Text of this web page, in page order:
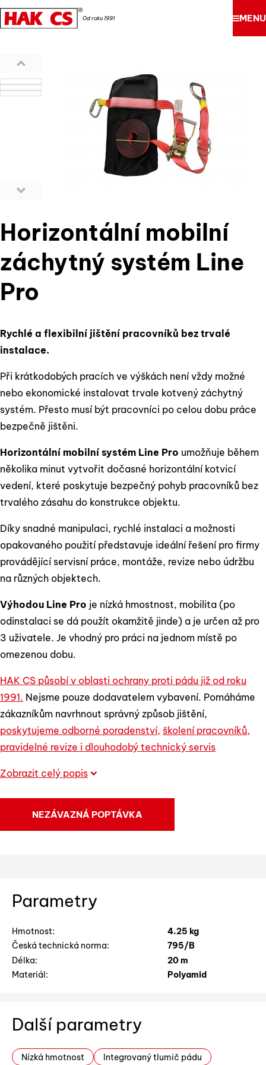
Od roku 1991 MENU
Horizontální mobilní
záchytný systém Line
Pro
Rychlé a flexibilní jištění pracovníků bez trvalé
instalace.
Při krátkodobých pracích ve výškách není vždy možné
nebo ekonomické instalovat trvale kotvený záchytný
systém. Přesto musí být pracovníci po celou dobu práce
bezpečně jištěni.
Horizontální mobilní systém Line Pro umožňuje během
několika minut vytvořit dočasné horizontální kotvicí
vedení, které poskytuje bezpečný pohyb pracovníků bez
trvalého zásahu do konstrukce objektu.
Díky snadné manipulaci, rychlé instalaci a možnosti
opakovaného použití představuje ideální řešení pro firmy
provádějící servisní práce, montáže, revize nebo údržbu
na různých objektech.
Výhodou Line Pro je nízká hmostnost, mobilita (po
odinstalaci se dá použít okamžitě jinde) a je určen až pro
3 uživatele. Je vhodný pro práci na jednom místě po
omezenou dobu.
HAK CS působí v oblasti ochrany proti pádu již od roku
1991. Nejsme pouze dodavatelem vybavení. Pomáháme
zákazníkům navrhnout správný způsob jištění,
poskytujeme odborné poradenství, školení pracovníků,
pravidelné revize i dlouhodobý technický servis
Zobrazit celý popis
NEZÁVAZNÁ POPTÁVKA
Parametry
Hmotnost:
4.25 kg
Česká technická norma:
795/B
Délka:
20 m
Materiál:
Polyamid
Další parametry
Nízká hmotnost Integrovaný tlumič pádu